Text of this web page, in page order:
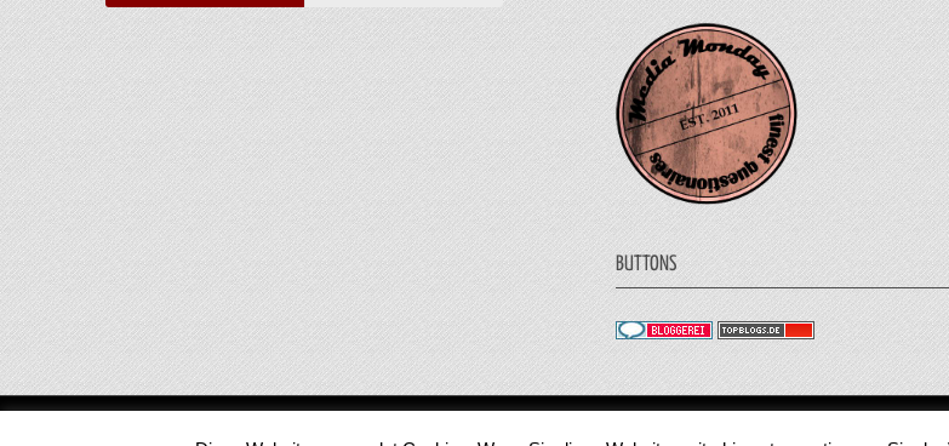
BUTTONS
Medienjournal Copyright © 2026. © 2011 - 2018 Medienjournal. Alle